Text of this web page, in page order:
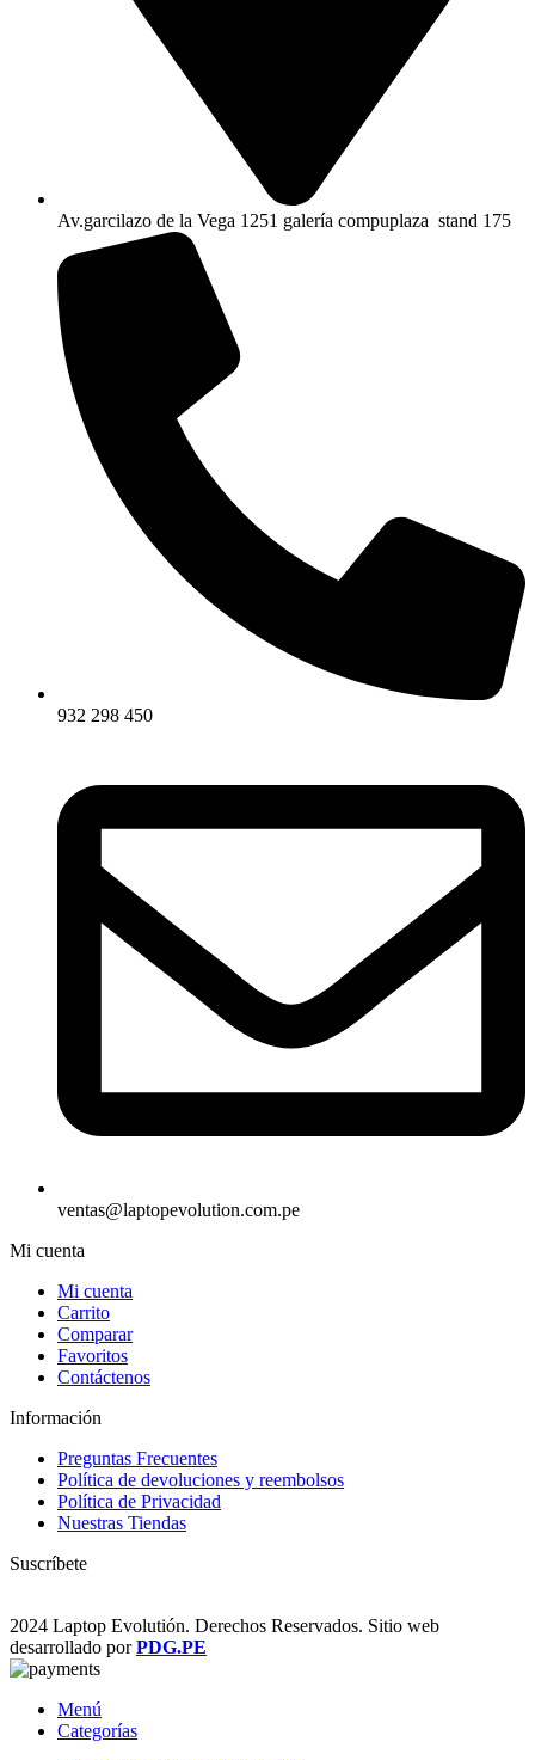
Av.garcilazo de la Vega 1251 galería compuplaza stand 175
932 298 450
ventas@laptopevolution.com.pe
Mi cuenta
Mi cuenta
Carrito
Comparar
Favoritos
Contáctenos
Información
Preguntas Frecuentes
Política de devoluciones y reembolsos
Política de Privacidad
Nuestras Tiendas
Suscríbete
2024 Laptop Evolutión. Derechos Reservados. Sitio web
desarrollado porPDG.PE
Menú
Categorías